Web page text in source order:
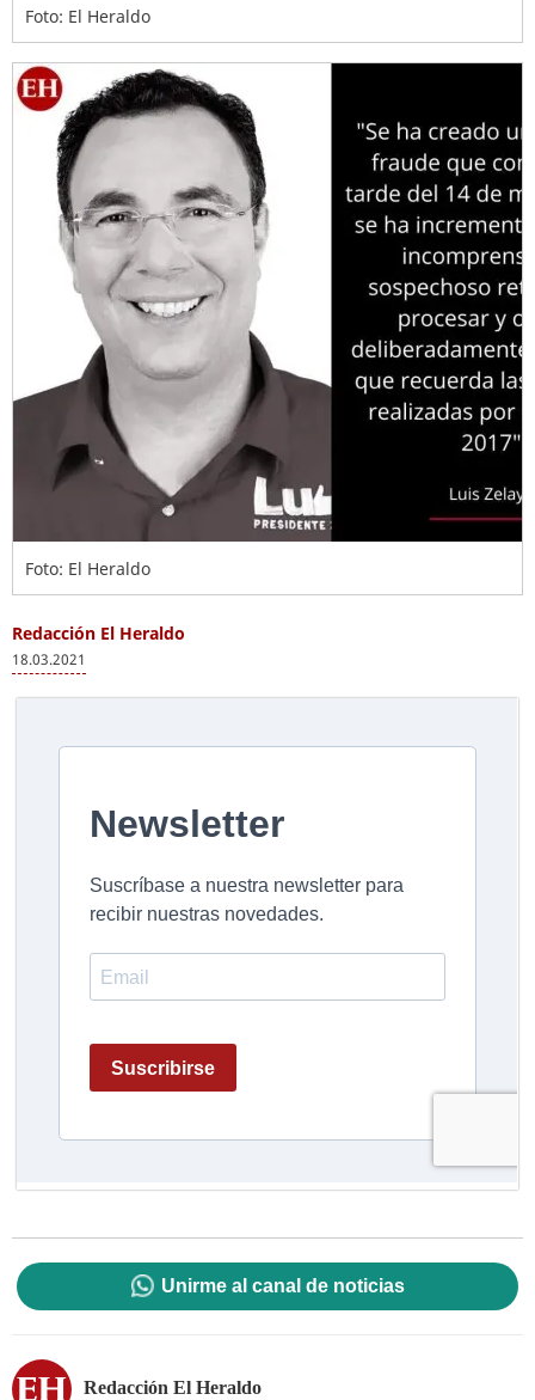
Foto: El Heraldo
Foto: El Heraldo
Redacción El Heraldo
18.03.2021
Unirme al canal de noticias
Redacción El Heraldo